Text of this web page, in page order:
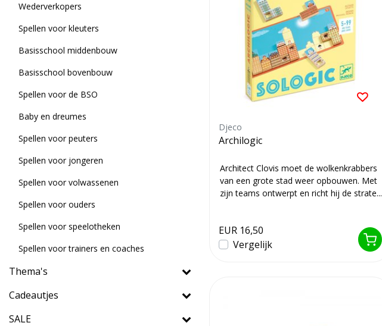
Wederverkopers
Spellen voor kleuters
Basisschool middenbouw
Basisschool bovenbouw
Spellen voor de BSO
Baby en dreumes
Spellen voor peuters
Spellen voor jongeren
Spellen voor volwassenen
Spellen voor ouders
Spellen voor speelotheken
Spellen voor trainers en coaches
Thema's
Cadeautjes
SALE
Djeco
Archilogic
Architect Clovis moet de wolkenkrabbers
van een grote stad weer opbouwen. Met
zijn teams ontwerpt en richt hij de strate...
EUR 16,50
Vergelijk